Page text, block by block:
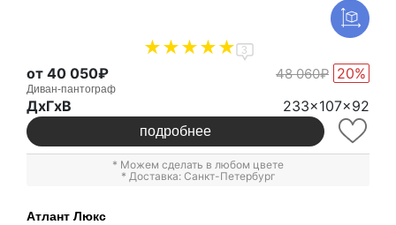
3
от 40 050₽ 48 060₽ 20%
Диван-пантограф
ДxГxВ 233x107x92
подробнее
* Можем сделать в любом цвете
* Доставка: Санкт-Петербург
Атлант Люкс